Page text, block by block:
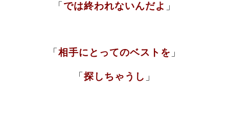
「 では終われないんだよ 」
「相手にとってのベストを 」
「 探しちゃうし 」